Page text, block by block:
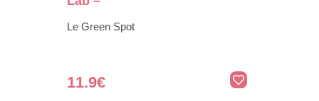
Le Green Spot
11.9€